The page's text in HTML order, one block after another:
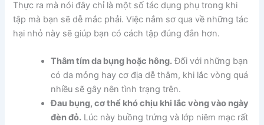
Thực ra mà nói đây chỉ là một số tác dụng phụ trong khi
tập mà bạn sẽ dễ mắc phải. Việc nắm sơ qua về những tác
hại nhỏ này sẽ giúp bạn có cách tập đúng đắn hơn.
Thâm tím da bụng hoặc hông.Đối với những bạn
có da mỏng hay cơ địa dễ thâm, khi lắc vòng quá
nhiều sẽ gây nên tình trạng trên.
Đau bụng, cơ thể khó chịu khi lắc vòng vào ngày
đèn đỏ. Lúc này buồng trứng và lớp niêm mạc rất